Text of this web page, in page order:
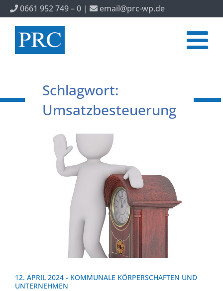
0661 952 749 – 0 | email@prc-wp.de
Schlagwort:
Umsatzbesteuerung
12. APRIL 2024 - KOMMUNALE KÖRPERSCHAFTEN UND
UNTERNEHMEN